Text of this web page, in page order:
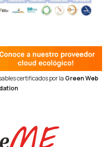
certificados por la Green Web